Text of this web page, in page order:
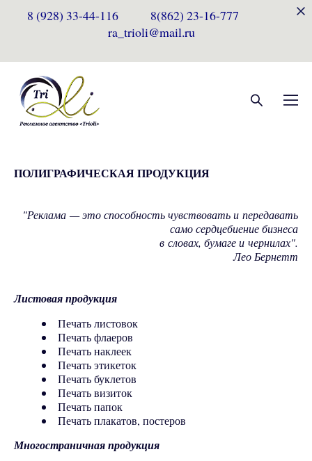
8 (928) 33-44-116 8(862) 23-16-777
ra_trioli@mail.ru
ПОЛИГРАФИЧЕСКАЯ ПРОДУКЦИЯ
"Реклама — это способность чувствовать и передавать
само сердцебиение бизнеса
в словах, бумаге и чернилах".
Лео Бернетт
Листовая продукция
Печать листовок
Печать флаеров
Печать наклеек
Печать этикеток
Печать буклетов
Печать визиток
Печать папок
Печать плакатов, постеров
Многостраничная продукция